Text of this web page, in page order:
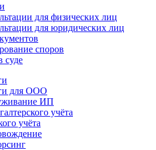
для физических лиц
для юридических лиц
споров
суде
для ООО
ИП
учёта
учёта